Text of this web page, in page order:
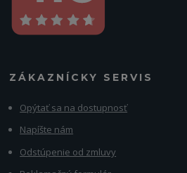
ZÁKAZNÍCKY SERVIS
Opýtať sa na dostupnosť
Napíšte nám
Odstúpenie od zmluvy